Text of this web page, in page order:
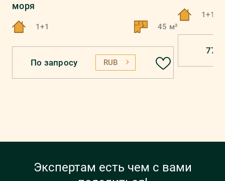
моря
1+1 45 м²
По запросу RUB
1+1
77
Экспертам есть чем с вами